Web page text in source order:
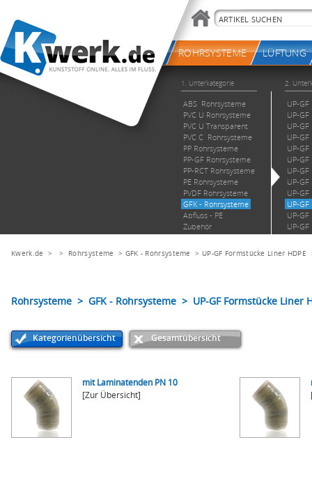
Kwerk.de > > Rohrsysteme > GFK - Rohrsysteme > UP-GF Formstücke Liner HDPE
Rohrsysteme > GFK - Rohrsysteme > UP-GF Formstücke Liner
Kategorienübersicht Gesamtübersicht
mit Laminatenden PN 10
[Zur Übersicht]